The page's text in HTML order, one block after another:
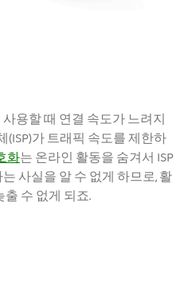
용할 때 연결 속도가 느려지
가 트래픽 속도를 제한하
화는 온라인 활동을 숨겨서 ISP
사실을 알 수 없게 하므로, 활
수 없게 되죠.